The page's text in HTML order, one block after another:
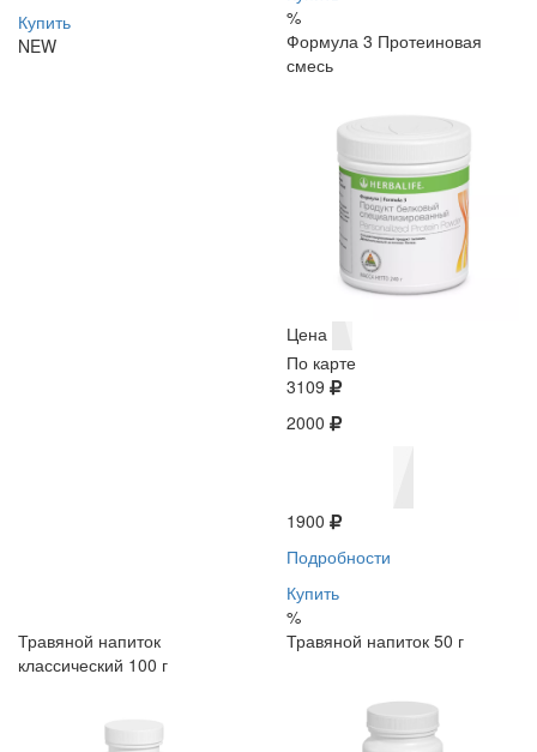
Купить
NEW
%
Формула 3 Протеиновая
смесь
Цена
По карте
3109
2000
1900
Подробности
Купить
%
Травяной напиток
классический 100 г
Травяной напиток 50 г